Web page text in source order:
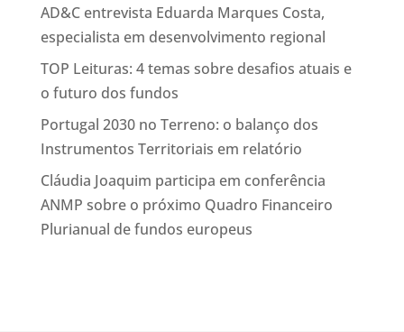
AD&C entrevista Eduarda Marques Costa,
especialista em desenvolvimento regional
TOP Leituras: 4 temas sobre desafios atuais e
o futuro dos fundos
Portugal 2030 no Terreno: o balanço dos
Instrumentos Territoriais em relatório
Cláudia Joaquim participa em conferência
ANMP sobre o próximo Quadro Financeiro
Plurianual de fundos europeus